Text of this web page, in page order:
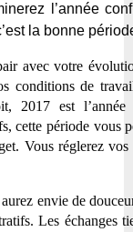
l’année
la bonne
avec votre
conditions de
2017 est l’année
cette période vous
Vous réglerez
envie de
Les échanges